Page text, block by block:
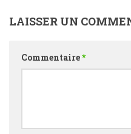
LAISSER UN
Commentaire*